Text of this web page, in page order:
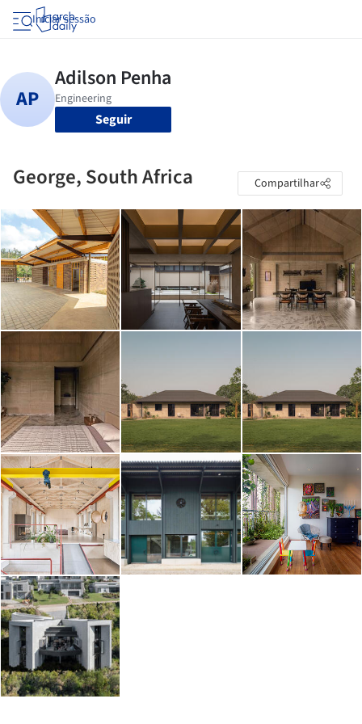
Iniciar sessão
Seguir
George, South Africa Compartilhar